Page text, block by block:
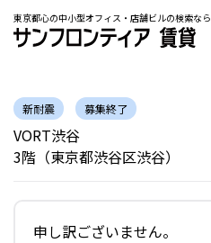
東京都心の中小型オフィス・店舗ビルの検索なら
新耐震 募集終了
VORT渋谷
3階（東京都渋谷区渋谷）
申し訳ございません。